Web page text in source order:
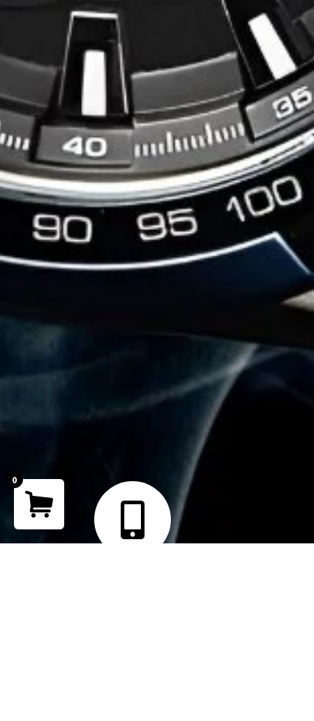
Your cart is empty!
Return to shop
0